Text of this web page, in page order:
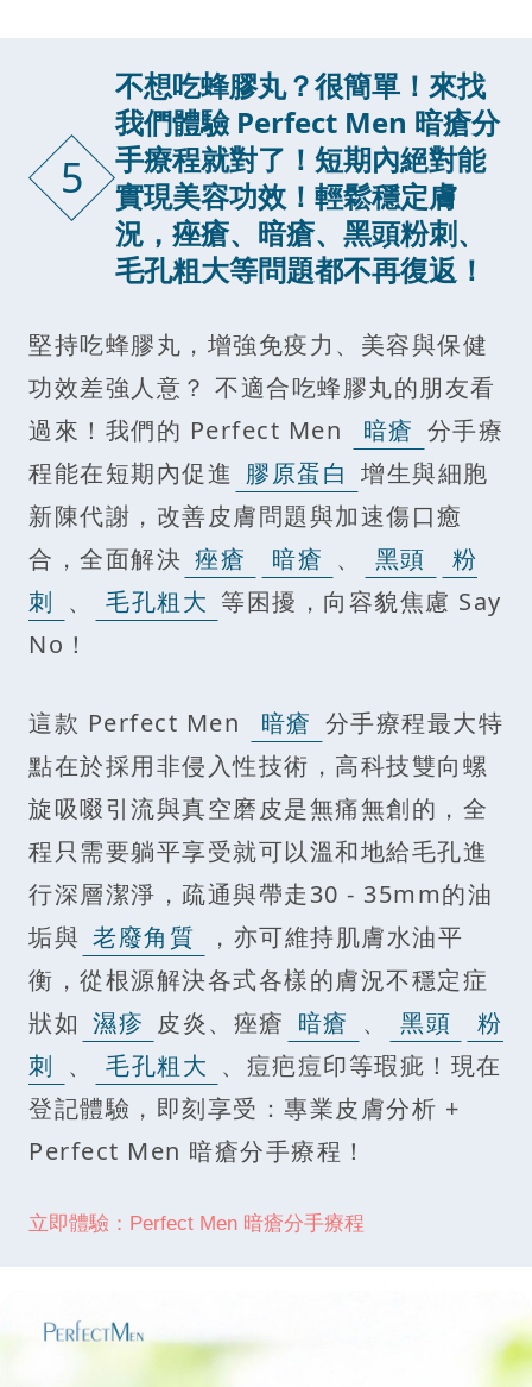
5
不想吃蜂膠丸？很簡單！來找
我們體驗 Perfect Men 暗瘡分
手療程就對了！短期內絕對能
實現美容功效！輕鬆穩定膚
況，痤瘡、暗瘡、黑頭粉刺、
毛孔粗大等問題都不再復返！
堅持吃蜂膠丸，增強免疫力、美容與保健
功效差強人意？ 不適合吃蜂膠丸的朋友看
過來！我們的 Perfect Men
暗瘡 分手療
程能在短期內促進 膠原蛋白 增生與細胞
新陳代謝，改善皮膚問題與加速傷口癒
合，全面解決 痤瘡 暗瘡 、 黑頭
粉
刺 、 毛孔粗大 等困擾，向容貌焦慮 Say
No！
這款 Perfect Men 暗瘡 分手療程最大特
點在於採用非侵入性技術，高科技雙向螺
旋吸啜引流與真空磨皮是無痛無創的，全
程只需要躺平享受就可以溫和地給毛孔進
行深層潔淨，疏通與帶走30 - 35mm的油
垢與 老廢角質
，亦可維持肌膚水油平
衡，從根源解決各式各樣的膚況不穩定症
狀如 濕疹 皮炎、痤瘡 暗瘡 、 黑頭
粉
刺 、 毛孔粗大 、痘疤痘印等瑕疵！現在
登記體驗，即刻享受：專業皮膚分析 +
Perfect Men 暗瘡分手療程！
立即體驗：Perfect Men 暗瘡分手療程